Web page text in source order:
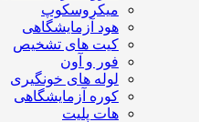
میکروسکوپ
هود آزمایشگاهی
کیت های تشخیص
فور و آون
لوله های خونگیری
کوره آزمایشگاهی
هات پلیت